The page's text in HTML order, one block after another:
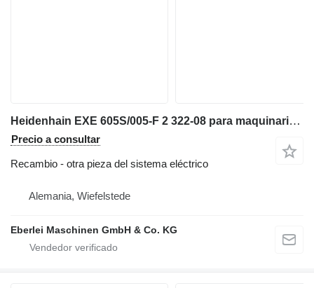
Heidenhain EXE 605S/005-F 2 322-08 para maquinaria industrial
Precio a consultar
Recambio - otra pieza del sistema eléctrico
Alemania, Wiefelstede
Eberlei Maschinen GmbH & Co. KG